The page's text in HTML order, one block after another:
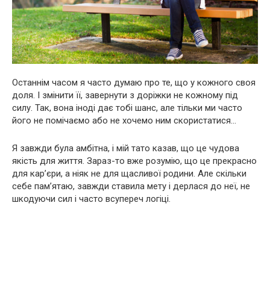
Останнім часом я часто думаю про те, що у кожного своя
доля. І змінити її, завернути з доріжки не кожному під
силу. Так, вона іноді дає тобі шанс, але тільки ми часто
його не помічаємо або не хочемо ним скористатися…
Я завжди була амбітна, і мій тато казав, що це чудова
якість для життя. Зараз-то вже розумію, що це прекрасно
для кар’єри, а ніяк не для щасливої ​​родини. Але скільки
себе пам’ятаю, завжди ставила мету і дерлася до неї, не
шкодуючи сил і часто всупереч логіці.